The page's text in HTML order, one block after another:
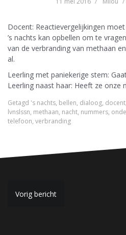
Docent: Reactievergelijkingen
’s nachts kan opbellen om te
van de verbranding van methaan
al.
Leerling met paniekerige stem:
Leerling naast haar: Heeft ze onze
Getagd 's nachts, bellen, dialoog, docent
lvnslssn, methaan, nacht, nummers,
telefoon, verbranding
BVorig bericht